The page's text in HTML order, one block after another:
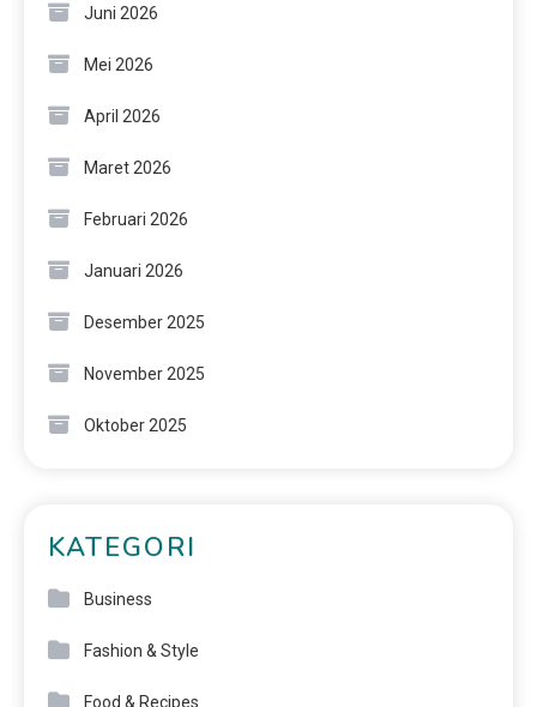
Juni 2026
Mei 2026
April 2026
Maret 2026
Februari 2026
Januari 2026
Desember 2025
November 2025
Oktober 2025
KATEGORI
Business
Fashion & Style
Food & Recipes